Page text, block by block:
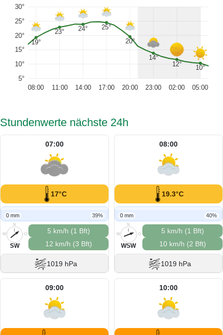
5°
10°
15°
20°
25°
30°
19°
23° 24° 25°
20°
14°
12° 10°
08:00 11:00 14:00 17:00 20:00 23:00 02:00 05:00
Stundenwerte nächste 24h
07:00
17°C
0 mm 39%
N
O
S
W
SW
5 km/h (1 Bft)
12 km/h (3 Bft)
1019 hPa
08:00
19.3°C
0 mm 40%
N
O
S
W
WSW
5 km/h (1 Bft)
10 km/h (2 Bft)
1019 hPa
09:00 10:00